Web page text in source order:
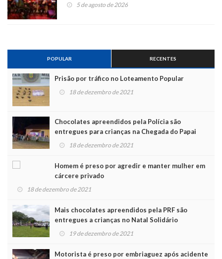
5 de agosto de 2026
POPULAR RECENTES
Prisão por tráfico no Loteamento Popular
18 de dezembro de 2021
Chocolates apreendidos pela Polícia são
entregues para crianças na Chegada do Papai
Noel
18 de dezembro de 2021
Homem é preso por agredir e manter mulher em
cárcere privado
18 de dezembro de 2021
Mais chocolates apreendidos pela PRF são
entregues a crianças no Natal Solidário
19 de dezembro de 2021
Motorista é preso por embriaguez após acidente